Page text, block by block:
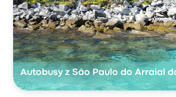
Autobusy z São Paulo do Arraial